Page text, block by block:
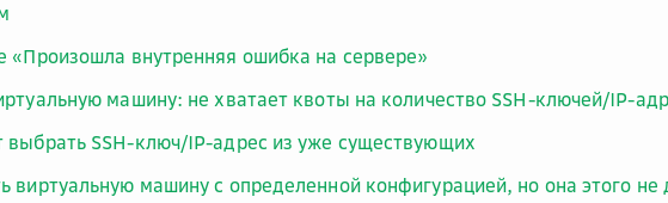
«Произошла внутренняя ошибка на сервере»
машину: не хватает квоты на количество SSH-ключей/IP-
выбрать SSH-ключ/IP-адрес из уже существующих
виртуальную машину с определенной конфигурацией, но она этого не